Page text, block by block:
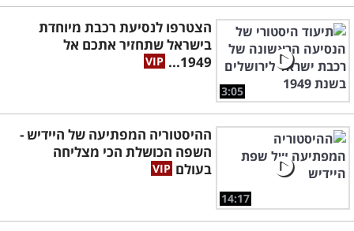
3:05
הצטרפו לנסיעת רכבת מיוחדת
בישראל שתחזיר אתכם אל
1949...
14:17
ההיסטוריה המפתיעה של היידיש -
השפה הכושלת הכי מצליחה
בעולם